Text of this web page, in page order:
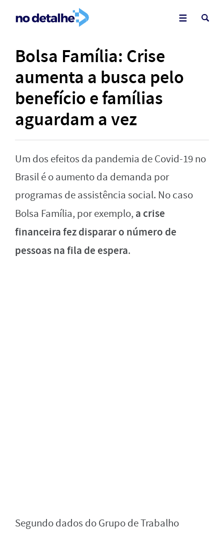
Bolsa Família: Crise
aumenta a busca pelo
benefício e famílias
aguardam a vez
Um dos efeitos da pandemia de Covid-19 no
Brasil é o aumento da demanda por
programas de assistência social. No caso
Bolsa Família, por exemplo, a crise
financeira fezdisparar o número de
pessoas na fila de espera.
Segundo dados do Grupo de Trabalho